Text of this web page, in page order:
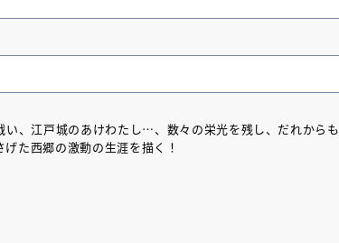
、江戸城のあけわたし…、数々の栄光を残し、だれからも
た西郷の激動の生涯を描く！